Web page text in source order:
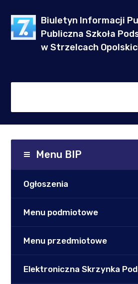
Biuletyn Informacji
Publiczna Szkoła
w Strzelcach
Menu BIP
Ogłoszenia
Menu podmiotowe
Menu przedmiotowe
Elektroniczna Skrzynka